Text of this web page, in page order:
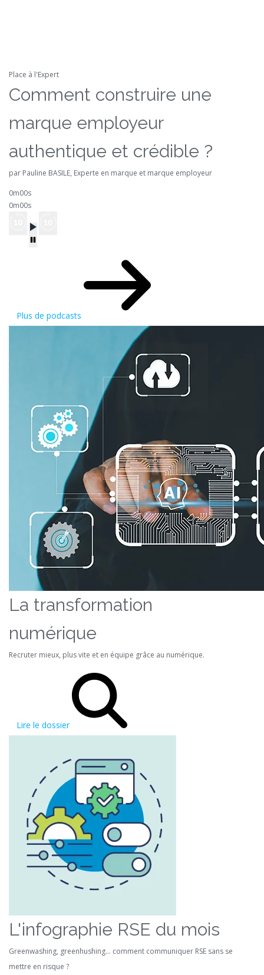
Place à l'Expert
Comment construire une
marque employeur
authentique et crédible ?
par Pauline BASILE, Experte en marque et marque employeur
0m00s
0m00s
Plus de podcasts
La transformation
numérique
Recruter mieux, plus vite et en équipe grâce au numérique.
Lire le dossier
L'infographie RSE du mois
Greenwashing, greenhushing… comment communiquer RSE sans se
mettre en risque ?